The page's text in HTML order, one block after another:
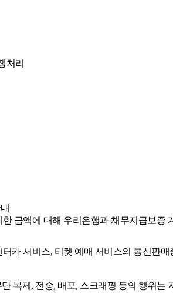
처리
금액에 대해 우리은행과 채무지급보증
카 서비스, 티켓 예매 서비스의 통신판
복제, 전송, 배포, 스크래핑 등의 행위